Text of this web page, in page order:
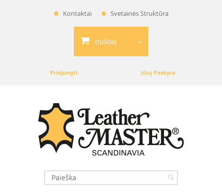
Kontaktai Svetainės Struktūra
(tuščia)
Prisijungti Jūsų Paskyra